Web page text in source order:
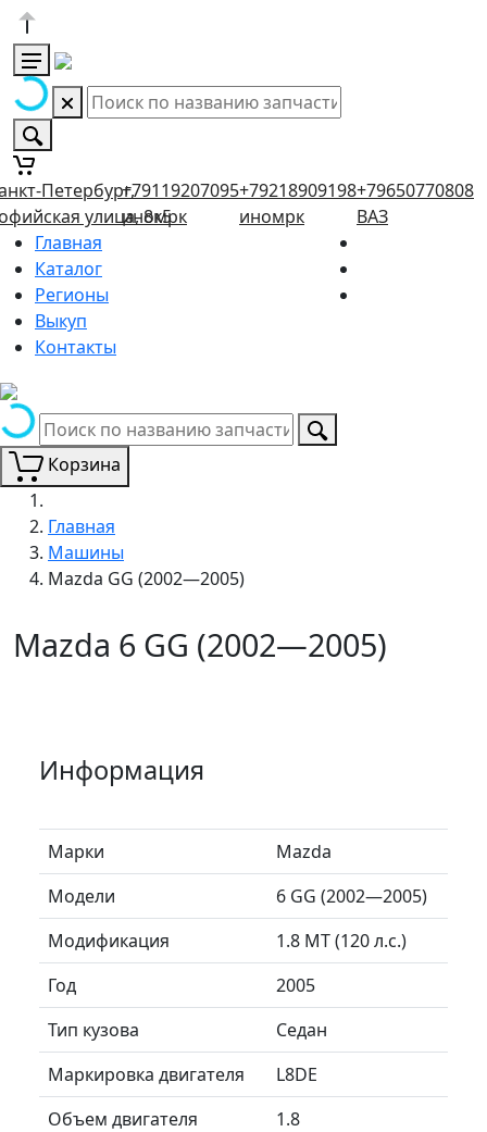
Петербург,
улица, 8к5
+79119207095
иномрк
+79218909198
иномрк
+79650770808
ВАЗ
Главная
Каталог
Регионы
Выкуп
Контакты
Корзина
Главная
Машины
Mazda GG (2002—2005)
Mazda 6 GG (2002—2005)
Информация
Марки
Mazda
Модели
6 GG (2002—2005)
Модификация
1.8 MT (120 л.с.)
Год
2005
Тип кузова
Седан
Маркировка двигателя
L8DE
Объем двигателя
1.8